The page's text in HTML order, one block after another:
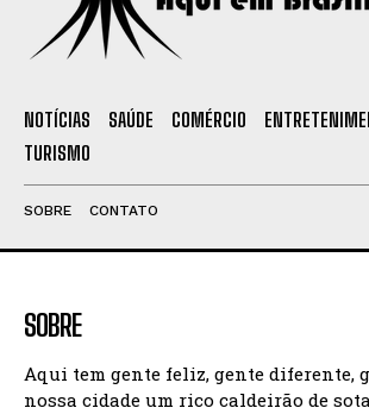
NOTÍCIAS SAÚDE COMÉRCIO
TURISMO
SOBRE CONTATO
SOBRE
Aqui tem gente feliz, gente diferente,
nossa cidade um rico caldeirão de